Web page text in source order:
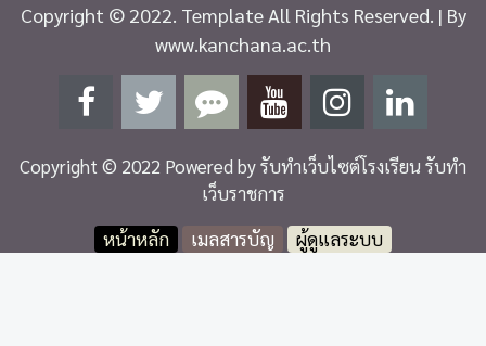
Copyright © 2022. Template All Rights Reserved. | By
www.kanchana.ac.th
Copyright © 2022 Powered byรับทำเว็บไซต์โรงเรียน รับทำ
เว็บราชการ
หน้าหลัก
เมลสารบัญ ผู้ดูแลระบบ